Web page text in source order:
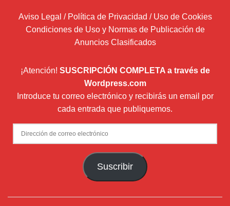
Aviso Legal / Política de Privacidad / Uso de Cookies
Condiciones de Uso y Normas de Publicación de
Anuncios Clasificados
¡Atención! SUSCRIPCIÓN COMPLETA a través de
Wordpress.com
Introduce tu correo electrónico y recibirás un email por
cada entrada que publiquemos.
Dirección
de
Suscribir